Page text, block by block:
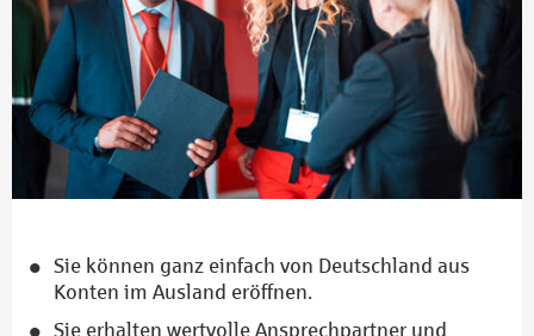
Sie können ganz einfach von Deutschland aus
Konten im Ausland eröffnen.
Sie erhalten wertvolle Ansprechpartner und